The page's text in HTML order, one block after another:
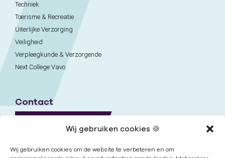
Wij gebruiken cookies 🍪
Wij gebruiken cookies om de website te verbeteren en om
Techniek
Toerisme & Recreatie
Uiterlijke Verzorging
Veiligheid
Verpleegkunde & Verzorgende
Next College Vavo
Contact